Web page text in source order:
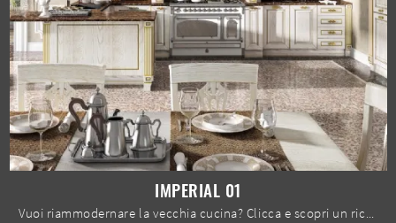
IMPERIAL 01
Vuoi riammodernare la vecchia cucina? Clicca e scopri un ricco catalogo di soluzioni tradizionali con penisola: Imperial 01 ti attende!